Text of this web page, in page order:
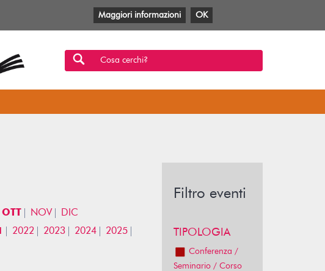
Facebook
TwitterYouTube
Anobii
SBTMlol
Cosa cerchi?
OTT NOV
DIC
2022 2023 2024
2025
Filtro eventi
TIPOLOGIA
Conferenza /
Seminario / Corso
Maggiori informazioni OK